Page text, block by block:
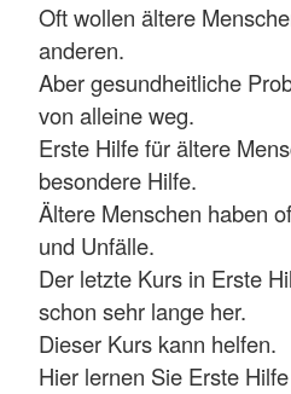
Oft wollen ältere
anderen.
Aber gesundheitliche
von alleine weg.
Erste Hilfe für ältere
besondere Hilfe.
Ältere Menschen haben
und Unfälle.
Der letzte Kurs in Erste
schon sehr lange her.
Dieser Kurs kann helfen.
Hier lernen Sie Erste